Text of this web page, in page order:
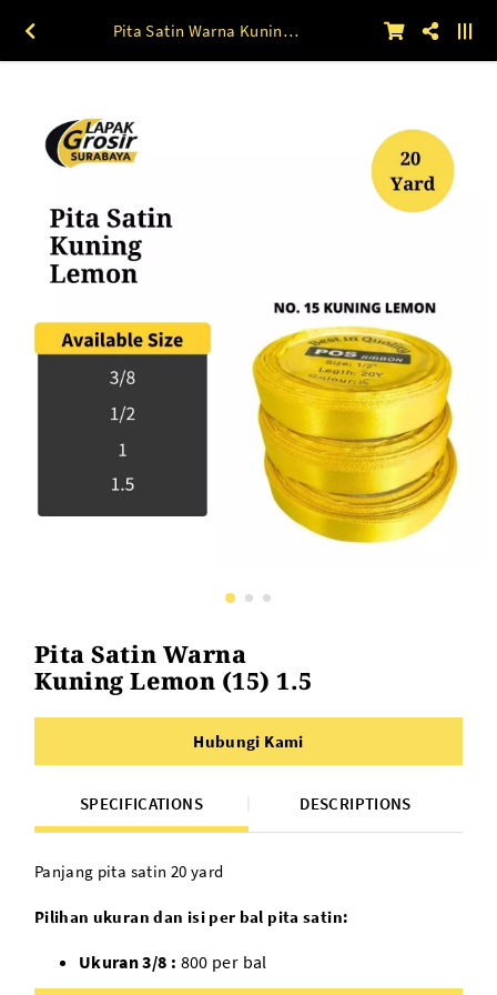
Pita Satin Warna Kuning Lemon (15) 1.5
Pita Satin Warna
Kuning Lemon (15) 1.5
Hubungi Kami
SPECIFICATIONS DESCRIPTIONS
Panjang pita satin 20 yard
Pilihan ukuran dan isi per bal pita satin:
Ukuran 3/8 : 800 per bal